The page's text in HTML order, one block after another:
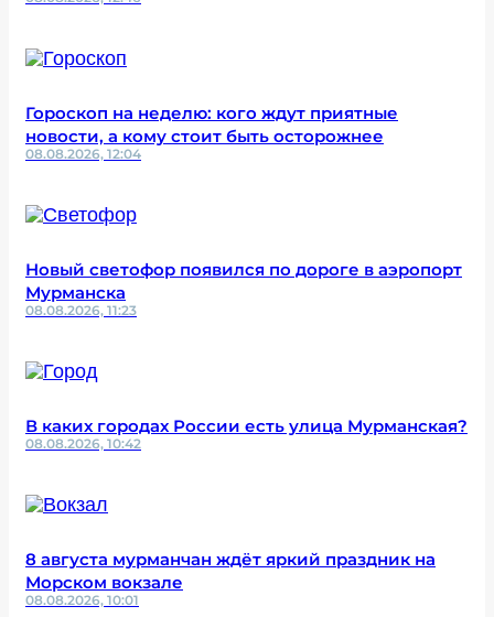
Гороскоп на неделю: кого ждут приятные
новости, а кому стоит быть осторожнее
08.08.2026, 12:04
Новый светофор появился по дороге в аэропорт
Мурманска
08.08.2026, 11:23
В каких городах России есть улица Мурманская?
08.08.2026, 10:42
8 августа мурманчан ждёт яркий праздник на
Морском вокзале
08.08.2026, 10:01